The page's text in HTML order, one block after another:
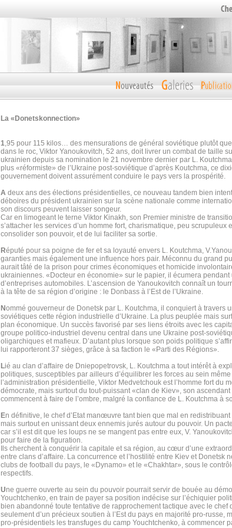
La «Donetskonnection»
1,95 pour 115 kilos… des mensurations de général soviétique plutôt
dans le roc, Viktor Yanoukovitch, 52 ans, doit livrer un combat de taille
ukrainien depuis sa nomination le 21 novembre dernier par L.
plus «réformiste» de l’Ukraine post-soviétique d’après Koutchma, ce
gouvernement doivent assurément conduire le pays vers la prospérité.
A deux ans des élections présidentielles, ce nouveau tandem bien
déboires du président ukrainien sur la scène nationale comme
son discours peuvent laisser songeur.
Car en limogeant le terne Viktor Kinakh, son Premier ministre de
s’attacher les services d’un homme fort, charismatique, peu
consolider son pouvoir, et de lui faciliter sa sortie.
Réputé pour sa poigne de fer et sa loyauté envers L. Koutchma,
garanties mais également une influence hors pair. Méconnu du grand
aurait tâté de la prison pour crimes économiques et homicide
ukrainiennes. «Docteur en économie» sur le papier, il écumera
d’entreprises automobiles. L’ascension de Yanoukovitch connaît un
à la tête de sa région d’origine : le Donbass à l’Est de l’Ukraine.
Nommé gouverneur de Donetsk par L. Koutchma, il conquiert à travers
soviétiques cette région industrielle d’Ukraine. La plus peuplée mais
plan économique. Un succès favorisé par ses liens étroits avec les
groupe politico-industriel devenu central dans une Ukraine post-
oligarchiques et mafieux. D’autant plus lorsque son poids politique
lui rapporteront 37 sièges, grâce à sa faction le «Parti des Régions».
Lié au clan d’affaire de Dniepopetrovsk, L. Koutchma a tout intérêt à
politiques, susceptibles par ailleurs d’équilibrer les forces au sein
l’administration présidentielle, Viktor Medvetchouk est l’homme fort du
démocrate, mais surtout du tout-puissant «clan de Kiev», son
commencent à faire de l’ombre, malgré la confiance de L. Koutchma à
En définitive, le chef d’Etat manœuvre tant bien que mal en
mais surtout en unissant deux ennemis jurés autour du pouvoir. Un
car s’il est dit que les loups ne se mangent pas entre eux, V.
pour faire de la figuration.
Ils cherchent à conquérir la capitale et sa région, au cœur d’une
entre clans d’affaire. La concurrence et l’hostilité entre Kiev et Donetsk
clubs de football du pays, le «Dynamo» et le «Chakhtar», sous le
respectifs.
Une guerre ouverte au sein du pouvoir pourrait servir de bouée au
Youchtchenko, en train de payer sa position indécise sur l’échiquier
bien abandonné toute tentative de rapprochement tactique avec le chef
seulement d’un précieux soutien à l’Est du pays en majorité pro-russe,
pro-présidentiels les transfuges du camp Youchtchenko, à commencer